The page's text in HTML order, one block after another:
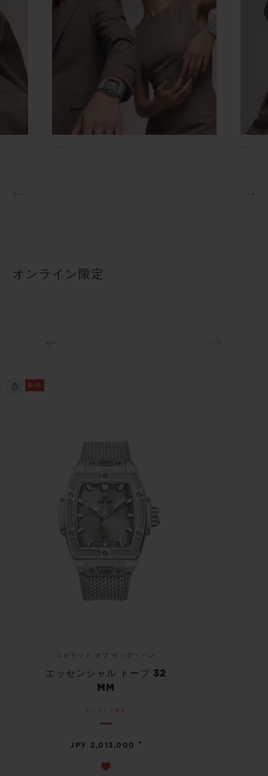
オンライン限定
新作
スピリット オブ ビッグ・バン
エッセンシャル トープ 32
MM
オンライン限定
JPY 2,013,000 •